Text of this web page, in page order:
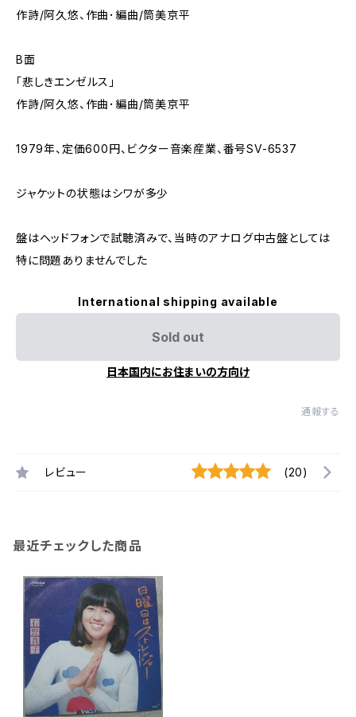
作詩/阿久悠、作曲･編曲/筒美京平
B面
「悲しきエンゼルス」
作詩/阿久悠、作曲･編曲/筒美京平
1979年、定価600円、ビクター音楽産業、番号SV-6537
ジャケットの状態はシワが多少
盤はヘッドフォンで試聴済みで、当時のアナログ中古盤としては
特に問題ありませんでした
International shipping available
Sold out
日本国内にお住まいの方向け
通報する
レビュー (20)
最近チェックした商品